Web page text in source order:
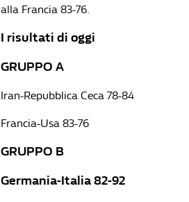
alla Francia 83-76.
I risultati di oggi
GRUPPO A
Iran-Repubblica Ceca 78-84
Francia-Usa 83-76
GRUPPO B
Germania-Italia 82-92